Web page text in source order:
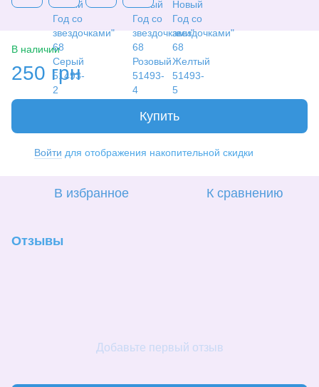
В наличии
250 грн
Купить
Войти для отображения накопительной скидки
В избранное К сравнению
Отзывы
Добавьте первый отзыв